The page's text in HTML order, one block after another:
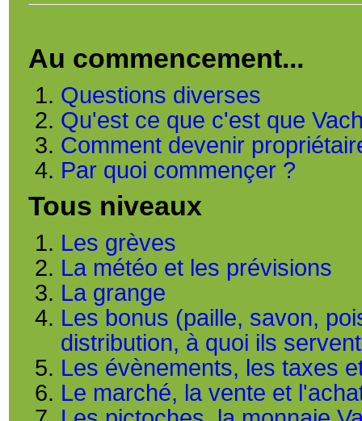
Au commencement...
Questions diverses
Qu'est ce que c'est que
Comment devenir
Par quoi commençer ?
Tous niveaux
Les grèves
La météo et les prévisions
La grange
Les bonus (paille, savon,
distribution, à quoi ils servent
Les évènements, les taxes
Le marché, la vente et